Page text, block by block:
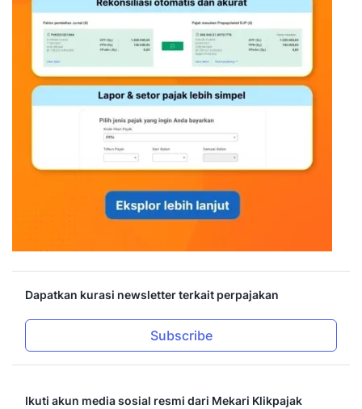
Dapatkan kurasi newsletter terkait perpajakan
Subscribe
Ikuti akun media sosial resmi dari Mekari Klikpajak